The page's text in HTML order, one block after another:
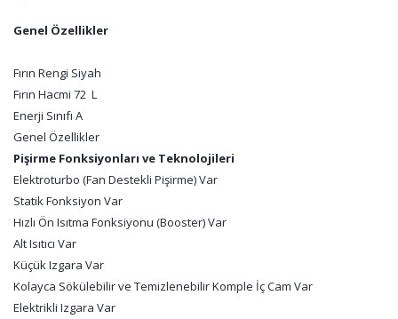
Genel Özellikler
Fırın Rengi Siyah
Fırın Hacmi 72 L
Enerji Sınıfı A
Genel Özellikler
Pişirme Fonksiyonları ve Teknolojileri
Elektroturbo (Fan Destekli Pişirme) Var
Statik Fonksiyon Var
Hızlı Ön Isıtma Fonksiyonu (Booster) Var
Alt Isıtıcı Var
Küçük Izgara Var
Kolayca Sökülebilir ve Temizlenebilir Komple İç Cam Var
Elektrikli Izgara Var